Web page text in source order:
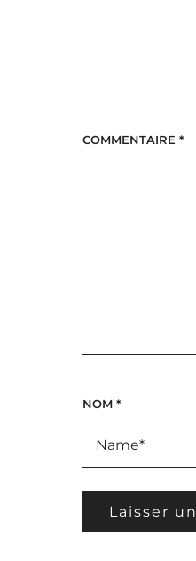
COMMENTAIRE *
NOM *